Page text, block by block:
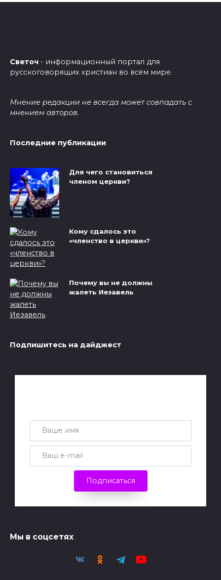
Светоч - информационный портал для
русскоговорящих христиан во всем мире.
Мнение редакции не всегда может совпадать с
мнением авторов.
Последние публикации
Для чего становиться
членом церкви?
Кому сдалось это
«членство в церкви»?
Почему вы не должны
жалеть Иезавель
Подпишитесь на дайджест
Подписаться
Мы в соцсетях